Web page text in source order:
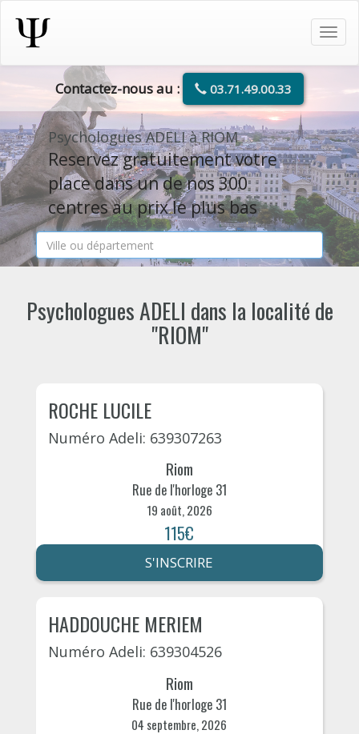
Contactez-nous au : 03.71.49.00.33
Psychologues ADELI à RIOM
Reservez gratuitement votre
place dans un de nos 300
centres au prix le plus bas
Psychologues ADELI dans la localité de
"RIOM"
ROCHE LUCILE
Numéro Adeli: 639307263
Riom
Rue de l'horloge 31
19 août, 2026
115€
S'INSCRIRE
HADDOUCHE MERIEM
Numéro Adeli: 639304526
Riom
Rue de l'horloge 31
04 septembre, 2026